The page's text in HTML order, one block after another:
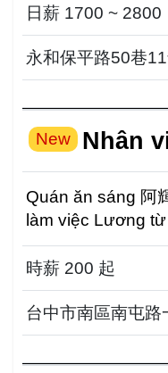
日薪 1700 ~ 2800
永和保平路50巷
New Nhân
Quán ăn sáng 阿輝早午餐 Cần
làm việc Lương từ 200/h Dựa theo năng lực
điều chỉnh lư...
時薪 200 起
台中市南區南屯路